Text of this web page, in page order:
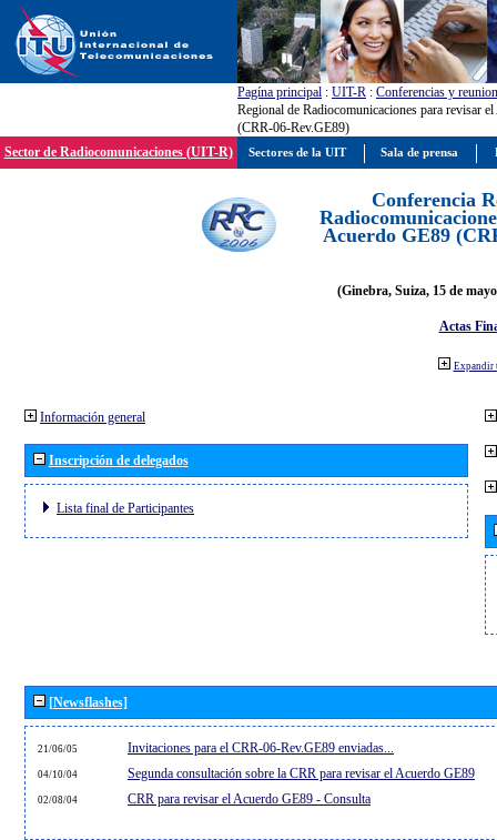
Pagína principal : UIT-R : Conferencias y
Regional de Radiocomunicaciones para revisar
(CRR-06-Rev.GE89)
Sector de Radiocomunicaciones (UIT-R)
Conferencia
Acuerdo GE89
(Ginebra, Suiza, 15 de
Actas
Expandir
Información general
Inscripción de delegados
Lista final de Participantes
[Newsflashes]
21/06/05 Invitaciones para el CRR-06-Rev.GE89 enviadas...
04/10/04 Segunda consultación sobre la CRR para revisar el Acuerdo GE89
02/08/04 CRR para revisar el Acuerdo GE89 - Consulta
Sectores de la UIT Sala de prensa